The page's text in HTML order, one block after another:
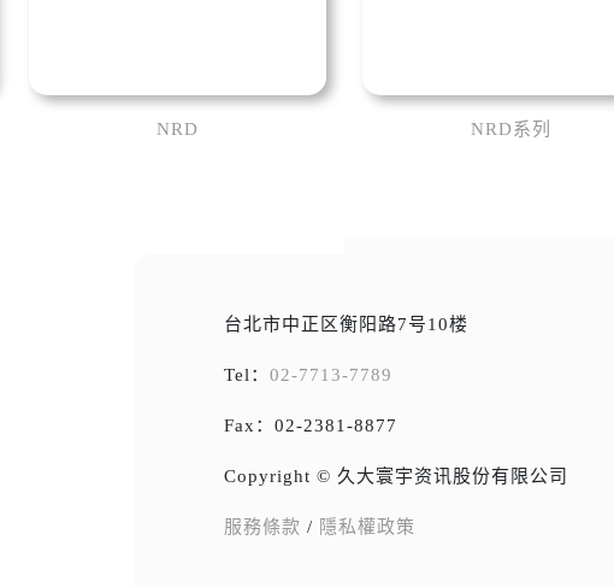
NRD NRD系列
台北市中正区衡阳路7号10楼
Tel： 02-7713-7789
Fax：02-2381-8877
Copyright © 久大寰宇资讯股份有限公司
服務條款 / 隱私權政策